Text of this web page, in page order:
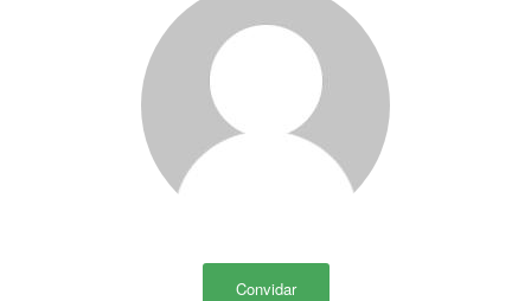
Convidar